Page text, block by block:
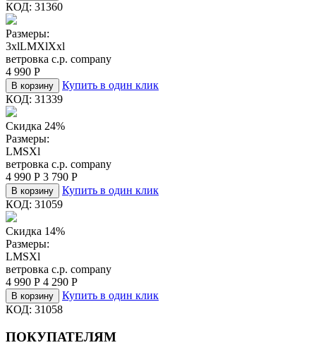
КОД: 31360
Размеры:
3xlLMXlXxl
ветровка c.p. company
4 990 Р
В корзину
Купить в один клик
КОД: 31339
Скидка 24%
Размеры:
LMSXl
ветровка c.p. company
4 990 Р 3 790 Р
В корзину
Купить в один клик
КОД: 31059
Скидка 14%
Размеры:
LMSXl
ветровка c.p. company
4 990 Р 4 290 Р
В корзину
Купить в один клик
КОД: 31058
ПОКУПАТЕЛЯМ